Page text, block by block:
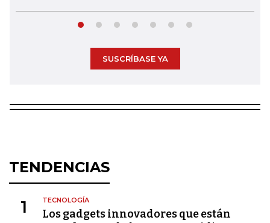
SUSCRÍBASE YA
TENDENCIAS
1 TECNOLOGÍA
Los gadgets innovadores que están